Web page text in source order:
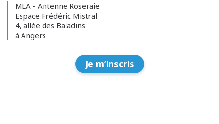
MLA - Antenne Roseraie
Espace Frédéric Mistral
4, allée des Baladins
à Angers
Je m’inscris